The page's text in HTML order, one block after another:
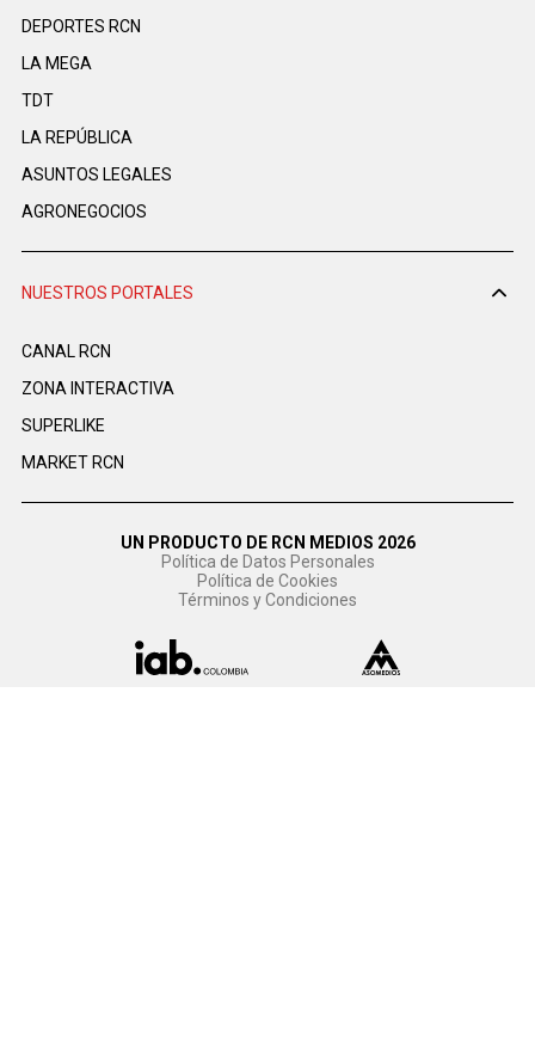
DEPORTES RCN
LA MEGA
TDT
LA REPÚBLICA
ASUNTOS LEGALES
AGRONEGOCIOS
NUESTROS PORTALES
CANAL RCN
ZONA INTERACTIVA
SUPERLIKE
MARKET RCN
UN PRODUCTO DE RCN MEDIOS 2026
Política de Datos Personales
Política de Cookies
Términos y Condiciones